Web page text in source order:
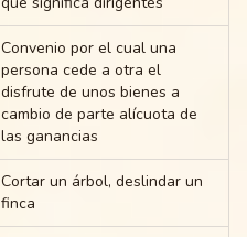
Convenio por el cual una
persona cede a otra el
disfrute de unos bienes a
cambio de parte alícuota de
las ganancias
Cortar un árbol, deslindar un
finca